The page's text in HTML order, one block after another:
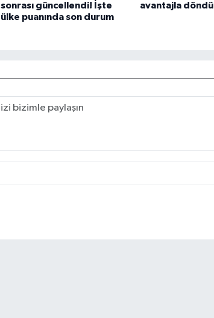
sonrası güncellendi! İşte
ülke puanında son durum
avantajla döndü